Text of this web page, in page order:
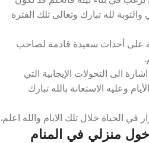
لله تبارك وتعالى تلك الفترة
على أحداث سعيدة قادمة لصاحب
الى التحولات الإيجابية التي
وعليه الاستعانة بالله تبارك
في الحياة خلال تلك الايام والله اعلم.
منزلي في المنام